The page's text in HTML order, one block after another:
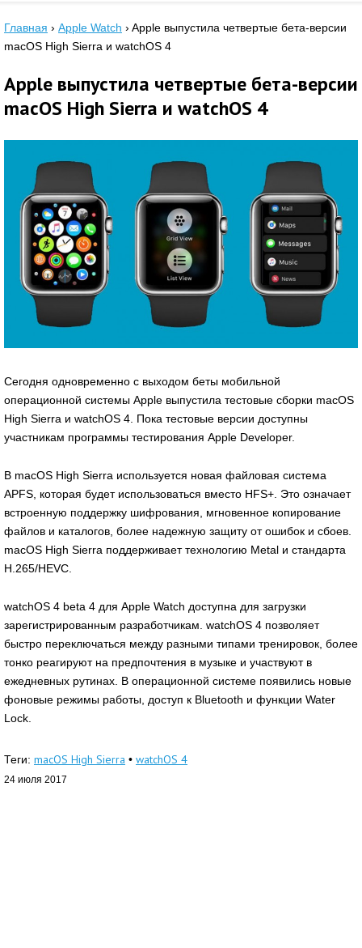
Главная › Apple Watch › Apple выпустила четвертые бета-версии
macOS High Sierra и watchOS 4
Apple выпустила четвертые бета-версии
macOS High Sierra и watchOS 4
Сегодня одновременно с выходом беты мобильной
операционной системы Apple выпустила тестовые сборки macOS
High Sierra и watchOS 4. Пока тестовые версии доступны
участникам программы тестирования Apple Developer.
В macOS High Sierra используется новая файловая система
APFS, которая будет использоваться вместо HFS+. Это означает
встроенную поддержку шифрования, мгновенное копирование
файлов и каталогов, более надежную защиту от ошибок и сбоев.
macOS High Sierra поддерживает технологию Metal и стандарта
H.265/HEVC.
watchOS 4 beta 4 для Apple Watch доступна для загрузки
зарегистрированным разработчикам. watchOS 4 позволяет
быстро переключаться между разными типами тренировок, более
тонко реагируют на предпочтения в музыке и участвуют в
ежедневных рутинах. В операционной системе появились новые
фоновые режимы работы, доступ к Bluetooth и функции Water
Lock.
Теги: macOS High Sierra • watchOS 4
24 июля 2017